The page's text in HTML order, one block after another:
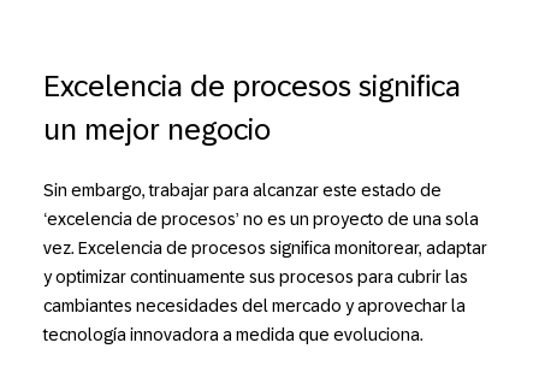
Excelencia de procesos significa
un mejor negocio
Sin embargo, trabajar para alcanzar este estado de
‘excelencia de procesos’ no es un proyecto de una sola
vez. Excelencia de procesos significa monitorear, adaptar
y optimizar continuamente sus procesos para cubrir las
cambiantes necesidades del mercado y aprovechar la
tecnología innovadora a medida que evoluciona.